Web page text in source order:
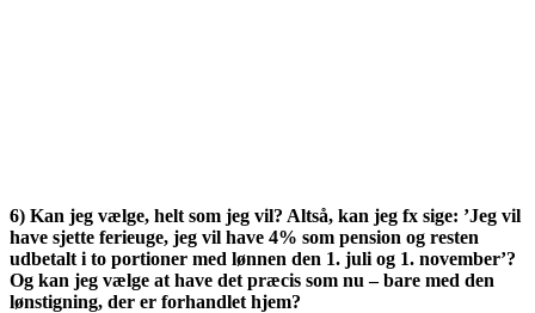
6) Kan jeg vælge, helt som jeg vil? Altså, kan jeg fx sige: ’Jeg vil
have sjette ferieuge, jeg vil have 4% som pension og resten
udbetalt i to portioner med lønnen den 1. juli og 1. november’?
Og kan jeg vælge at have det præcis som nu – bare med den
lønstigning, der er forhandlet hjem?